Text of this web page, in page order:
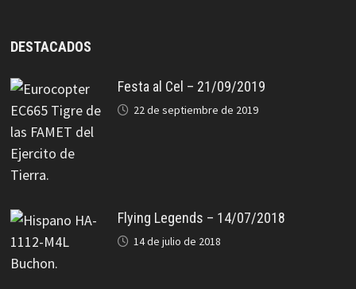
DESTACADOS
Festa al Cel – 21/09/2019
22 de septiembre de 2019
Flying Legends – 14/07/2018
14 de julio de 2018